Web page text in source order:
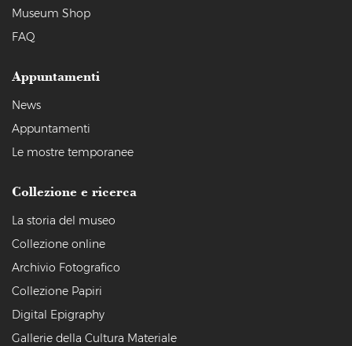
Museum Shop
FAQ
Appuntamenti
News
Appuntamenti
Le mostre temporanee
Collezione e ricerca
La storia del museo
Collezione online
Archivio Fotografico
Collezione Papiri
Digital Epigraphy
Gallerie della Cultura Materiale